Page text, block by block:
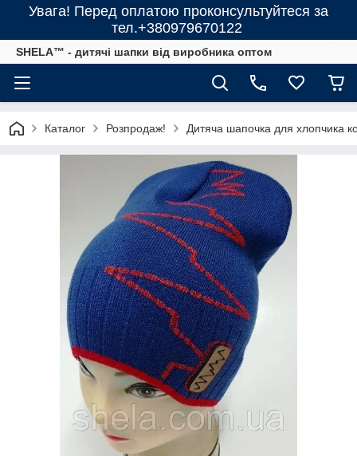
Увага! Перед оплатою проконсультуйтеся за
тел.+380979670122
SHELA™ - дитячі шапки від виробника оптом
Каталог Розпродаж! Дитяча шапочка для хлопчика